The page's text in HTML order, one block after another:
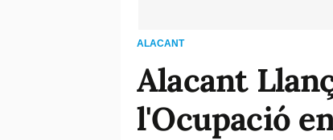
ALACANT
Alacant
l'Ocupació